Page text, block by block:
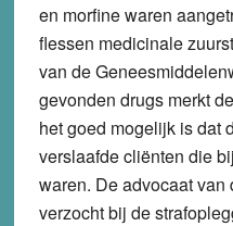
en morfine waren
flessen medicinale
van de
gevonden drugs merkt
het goed mogelijk is dat
verslaafde cliënten die
waren. De advocaat
verzocht bij de